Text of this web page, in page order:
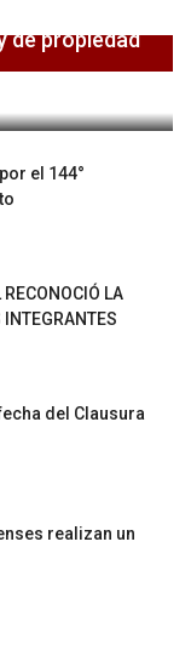
de propiedad
el 144°
LA
INTEGRANTES
del Clausura
realizan un